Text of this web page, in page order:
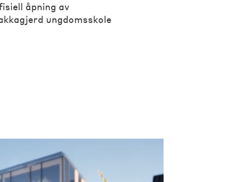
åpning av
ungdomsskole